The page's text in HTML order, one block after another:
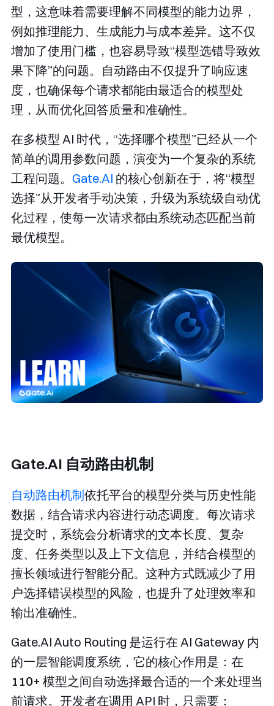
型，这意味着需要理解不同模型的能力边界，
例如推理能力、生成能力与成本差异。这不仅
增加了使用门槛，也容易导致“模型选错导致效
果下降”的问题。自动路由不仅提升了响应速
度，也确保每个请求都能由最适合的模型处
理，从而优化回答质量和准确性。
在多模型 AI 时代，“选择哪个模型”已经从一个
简单的调用参数问题，演变为一个复杂的系统
工程问题。 Gate.AI 的核心创新在于，将“模型
选择”从开发者手动决策，升级为系统级自动优
化过程，使每一次请求都由系统动态匹配当前
最优模型。
Gate.AI 自动路由机制
自动路由机制依托平台的模型分类与历史性能
数据，结合请求内容进行动态调度。每次请求
提交时，系统会分析请求的文本长度、复杂
度、任务类型以及上下文信息，并结合模型的
擅长领域进行智能分配。这种方式既减少了用
户选择错误模型的风险，也提升了处理效率和
输出准确性。
Gate.AI Auto Routing 是运行在 AI Gateway 内
的一层智能调度系统，它的核心作用是： ​在
110+ 模型之间自动选择最合适的一个来处理当
前请求。​ 开发者在调用 API 时，只需要：